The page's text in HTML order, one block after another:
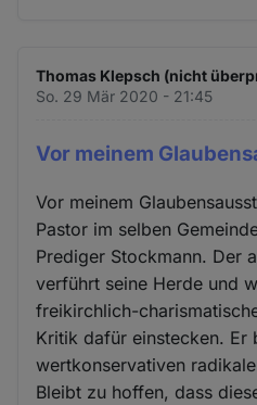
Thomas Klepsch (nicht
So. 29 Mär 2020 - 21:45
Vor meinem
Vor meinem
Pastor im selben
Prediger Stockmann. Der
verführt seine Herde und
freikirchlich-
Kritik dafür einstecken. Er
wertkonservativen
Bleibt zu hoffen, dass